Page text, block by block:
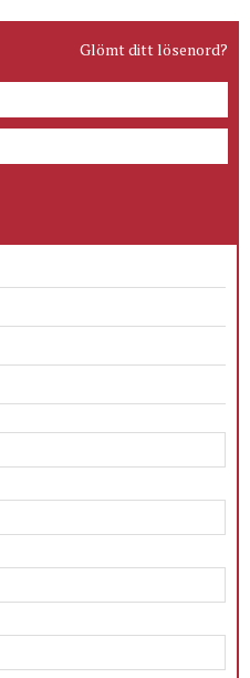
Glömt ditt lösenord?